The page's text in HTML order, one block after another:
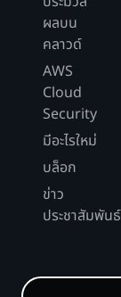
ผลบน
คลาวด์
AWS
Cloud
Security
มีอะไรใหม่
บล็อก
ข่าว
ประชาสัมพันธ์